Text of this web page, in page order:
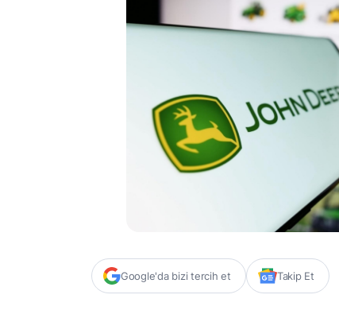
Google'da bizi tercih et Takip Et